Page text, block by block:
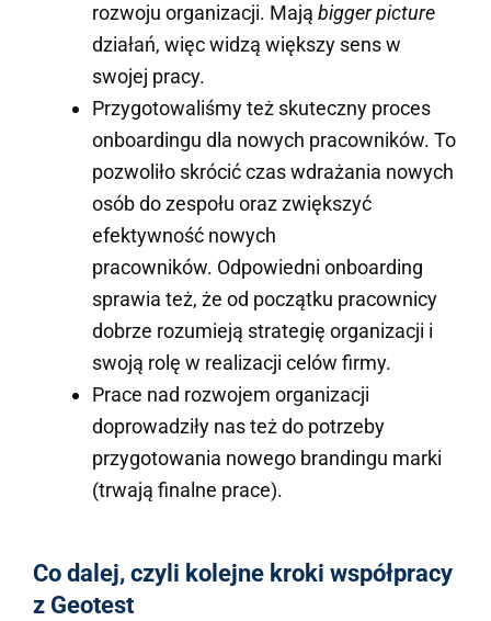
rozwoju organizacji. Mają bigger picture
działań, więc widzą większy sens w
swojej pracy.
Przygotowaliśmy też skuteczny proces
onboardingu dla nowych pracowników. To
pozwoliło skrócić czas wdrażania nowych
osób do zespołu oraz zwiększyć
efektywność nowych
pracowników. Odpowiedni onboarding
sprawia też, że od początku pracownicy
dobrze rozumieją strategię organizacji i
swoją rolę w realizacji celów firmy.
Prace nad rozwojem organizacji
doprowadziły nas też do potrzeby
przygotowania nowego brandingu marki
(trwają finalne prace).
Co dalej, czyli kolejne kroki współpracy
z Geotest